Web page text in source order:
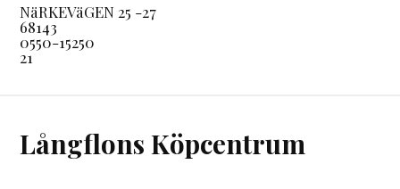
NäRKEVäGEN 25 -27
68143
0550-15250
21
Långflons Köpcentrum